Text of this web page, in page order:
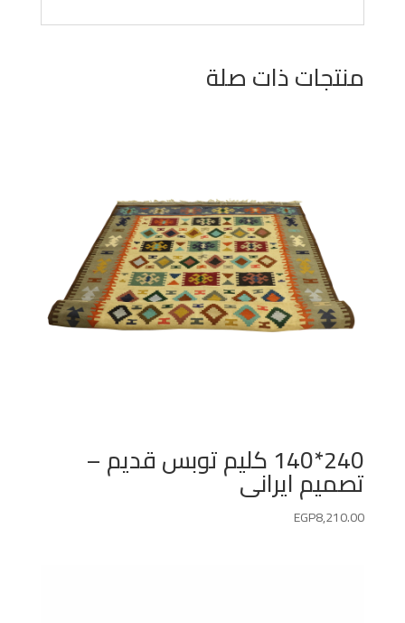
منتجات ذات صلة
240*140 كليم توبس قديم –
تصميم ايرانى
EGP8,210.00